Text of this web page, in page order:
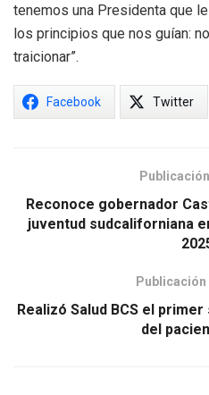
tenemos una Presidenta que
los principios que nos guían:
traicionar”.
Facebook Twitter
Reconoce gobernador
juventud sudcaliforniana
Realizó Salud BCS el
del